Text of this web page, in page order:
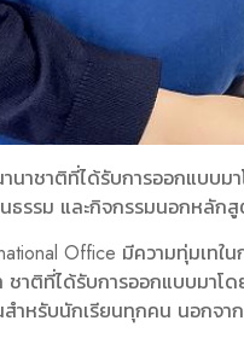
นาชาติที่ได้รับการออกแบบม
รรม และกิจกรรมนอกหลักสู
Office มีความทุ่มเท
ชาติที่ได้รับการออกแบบมา
ำหรับนักเรียนทุกคน นอกจ